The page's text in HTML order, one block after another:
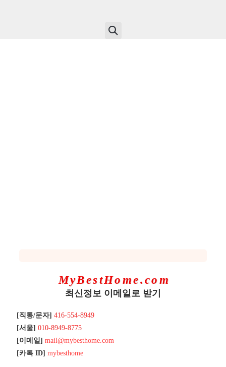
MyBestHome.com
최신정보 이메일로 받기
[직통/문자] 416-554-8949
[서울] 010-8949-8775
[이메일] mail@mybesthome.com
[카톡 ID] mybesthome